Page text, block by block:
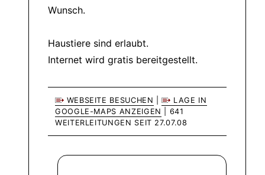
Wunsch.
Haustiere sind erlaubt.
Internet wird gratis bereitgestellt.
WEBSEITE BESUCHEN |
LAGE IN
GOOGLE-MAPS ANZEIGEN
| 641
WEITERLEITUNGEN SEIT 27.07.08